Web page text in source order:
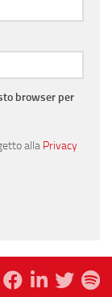
browser per
alla Privacy